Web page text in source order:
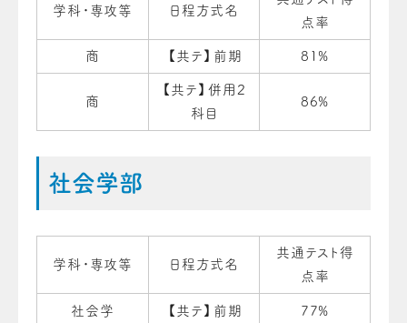
学科・専攻等 日程方式名
点率
商 【共テ】前期 81%
商
【共テ】併用２
科目
86%
社会学部
学科・専攻等 日程方式名
共通テスト得
点率
社会学 【共テ】前期 77%